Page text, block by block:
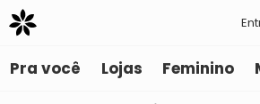
Pra você Lojas Feminino